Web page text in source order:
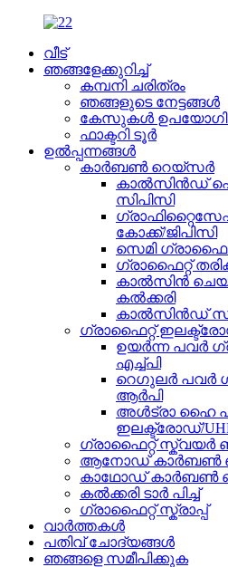
വീട്
ഞങ്ങളേക്കുറിച്ച്
കമ്പനി ചരിത്രം
ഞങ്ങളുടെ നേട്ടങ്ങൾ
കേസുകൾ
ഫാക്ടറി ടൂർ
ഉൽപ്പന്നങ്ങൾ
കാർബൺ റെയ്‌സർ
കാൽസിൻഡ്
സിപിസി
കോക്ക്/ജിപിസി
സെമി
ഗ്രാഫൈറ്റ്
കാൽസിൻ
കൽക്കരി
കാൽസിൻഡ്
ഗ്രാഫൈറ്റ്
ഉയർന്ന പവർ
എച്ച്പി
റെഗുലർ പവർ
ആർപി
അൾട്രാ ഹൈ
ഇലക്ട്രോഡ്/
ഗ്രാഫൈറ്റ് സ്ക്വയർ
ആനോഡ് കാർബൺ
കാഥോഡ് കാർബൺ
കൽക്കരി ടാർ പിച്ച്
ഗ്രാഫൈറ്റ് സ്ക്രാപ്പ്
വാർത്തകൾ
പതിവ് ചോദ്യങ്ങൾ
ഞങ്ങളെ സമീപിക്കുക